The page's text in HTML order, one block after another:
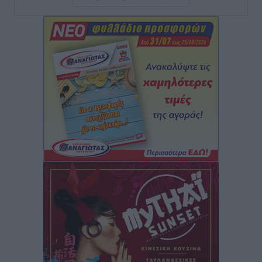
για τον τουρισμό
• πριν 4 ώρες
Γ. Χατζημάρκος: “Δύο μεγάλες δεσμεύσεις
Γεωργιάδη” – Κίνητρα για τους γιατρούς των νησιών
και συνεργασία Ρόδου με το Αττικόν για το
Ακτινοθεραπευτικό
Τοπικές Ειδήσεις πριν 5 ώρες
Σούπερ μάρκετ: Διευρύνεται η εθνική πρωτοβουλία
για τις τιμές – Eρχονται νέες συμμετοχές εταιρειών
πριν 5 ώρες
Συνελήφθησαν έξι άτομα για ηχορύπανση από
καταστήματα στο Νότιο Αιγαίο
Τοπικές Ειδήσεις πριν 5 ώρες